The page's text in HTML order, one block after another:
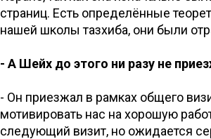
страниц. Есть определённые
нашей школы тазхиба, они были
- А Шейх до этого ни разу не
- Он приезжал в рамках общего
мотивировать нас на хорошую
следующий визит, но ожидается